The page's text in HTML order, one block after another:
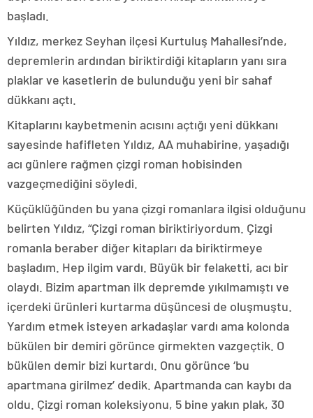
başladı.
Yıldız, merkez Seyhan ilçesi Kurtuluş Mahallesi’nde,
depremlerin ardından biriktirdiği kitapların yanı sıra
plaklar ve kasetlerin de bulunduğu yeni bir sahaf
dükkanı açtı.
Kitaplarını kaybetmenin acısını açtığı yeni dükkanı
sayesinde hafifleten Yıldız, AA muhabirine, yaşadığı
acı günlere rağmen çizgi roman hobisinden
vazgeçmediğini söyledi.
Küçüklüğünden bu yana çizgi romanlara ilgisi olduğunu
belirten Yıldız, “Çizgi roman biriktiriyordum. Çizgi
romanla beraber diğer kitapları da biriktirmeye
başladım. Hep ilgim vardı. Büyük bir felaketti, acı bir
olaydı. Bizim apartman ilk depremde yıkılmamıştı ve
içerdeki ürünleri kurtarma düşüncesi de oluşmuştu.
Yardım etmek isteyen arkadaşlar vardı ama kolonda
bükülen bir demiri görünce girmekten vazgeçtik. O
bükülen demir bizi kurtardı. Onu görünce ‘bu
apartmana girilmez’ dedik. Apartmanda can kaybı da
oldu. Çizgi roman koleksiyonu, 5 bine yakın plak, 30